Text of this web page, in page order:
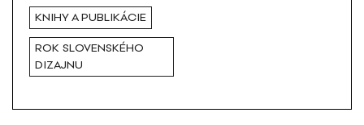
KNIHY A PUBLIKÁCIE
ROK SLOVENSKÉHO
DIZAJNU